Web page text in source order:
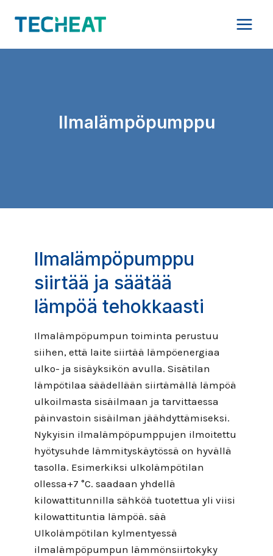
sisältöön
Ilmalämpöpumppu
Ilmalämpöpumppu
siirtää ja säätää
lämpöä tehokkaasti
Ilmalämpöpumpun toiminta perustuu
siihen, että laite siirtää lämpöenergiaa
ulko- ja sisäyksikön avulla. Sisätilan
lämpötilaa säädellään siirtämällä lämpöä
ulkoilmasta sisäilmaan ja tarvittaessa
päinvastoin sisäilman jäähdyttämiseksi.
Nykyisin ilmalämpöpumppujen ilmoitettu
hyötysuhde lämmityskäytössä on hyvällä
tasolla. Esimerkiksi ulkolämpötilan
ollessa+7 °C. saadaan yhdellä
kilowattitunnilla sähköä tuotettua yli viisi
kilowattituntia lämpöä. sää
Ulkolämpötilan kylmentyessä
ilmalämpöpumpun lämmönsiirtokyky